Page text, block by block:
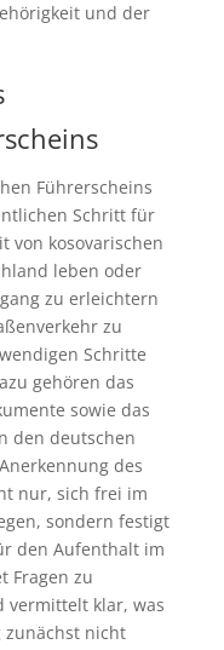
und der
Führerscheins
Schritt für
von kosovarischen
leben oder
zu erleichtern
zu
Schritte
gehören das
sowie das
den deutschen
des
nur, sich frei im
sondern festigt
den Aufenthalt im
Fragen zu
vermittelt klar, was
nicht